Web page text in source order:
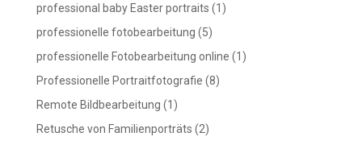
professional baby Easter portraits (1)
professionelle fotobearbeitung (5)
professionelle Fotobearbeitung online (1)
Professionelle Portraitfotografie (8)
Remote Bildbearbeitung (1)
Retusche von Familienporträts (2)